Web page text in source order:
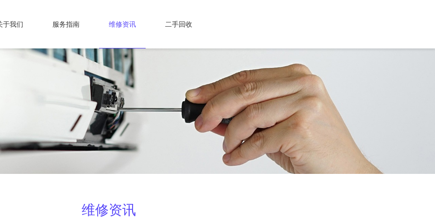
于我们 服务指南 维修资讯 二手回收
维修资讯